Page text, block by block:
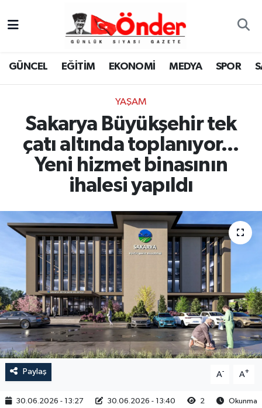
GÜNCEL EĞİTİM EKONOMİ MEDYA SPOR
YAŞAM
Sakarya Büyükşehir tek
çatı altında toplanıyor...
Yeni hizmet binasının
ihalesi yapıldı
Paylaş A- A+
30.06.2026 - 13:27 30.06.2026 - 13:40 2
Okunma
GÜNCEL
MEDYA
SPOR
KÜLTÜR-SANAT
YAŞAM
RESMİ İLAN
Zonguldak Nöbetçi Eczaneler
Zonguldak Namaz Vakitleri
Zonguldak Trafik Yoğunluk Haritası
TFF 3.Lig 4.Grup Puan Durumu ve Fikstür
Tüm Manşetler
Son Dakika Haberleri
Haber Arşivi